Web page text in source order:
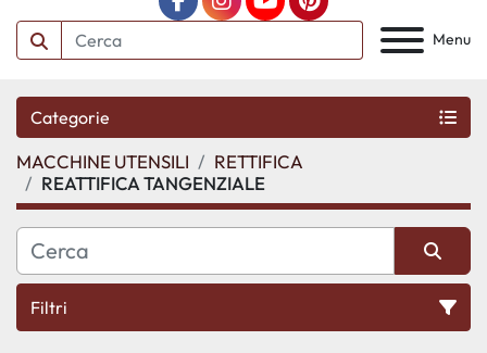
Menu
facebookinstagram
youtubepinterest
Categorie
MACCHINE UTENSILI
RETTIFICA
REATTIFICA TANGENZIALE
Filtri